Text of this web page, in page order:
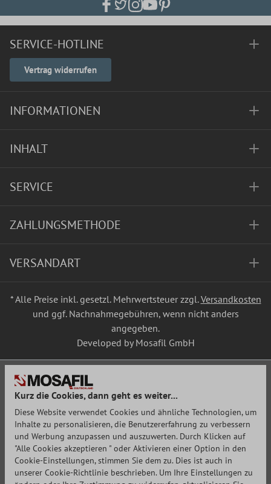
SERVICE-HOTLINE
Vertrag widerrufen
INFORMATIONEN
INHALT
SERVICE
ZAHLUNGSMETHODE
VERSANDART
* Alle Preise inkl. gesetzl. Mehrwertsteuer zzgl.Versandkosten
und ggf. Nachnahmegebühren, wenn nicht anders
angegeben.
Developed by Mosafil GmbH
Kurz die Cookies, dann geht es weiter...
Diese Website verwendet Cookies und ähnliche Technologien, um
Inhalte zu personalisieren, die Benutzererfahrung zu verbessern
und Werbung anzupassen und auszuwerten. Durch Klicken auf
"Alle Cookies akzeptieren " oder Aktivieren einer Option in den
Cookie-Einstellungen, stimmen Sie dem zu. Dies ist auch in
unserer Cookie-Richtlinie beschrieben. Um Ihre Einstellungen zu